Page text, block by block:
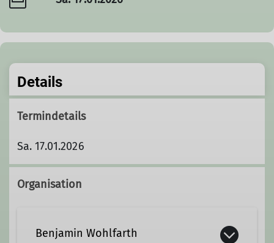
Details
Termindetails
Sa. 17.01.2026
Organisation
Benjamin Wohlfarth